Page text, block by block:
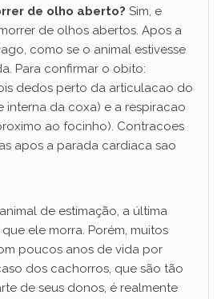
de olho aberto? Sim, e
de olhos abertos. Apos a
como se o animal estivesse
Para confirmar o obito:
dedos perto da articulacao do
da coxa) e a respiracao
ao focinho). Contracoes
apos a parada cardiaca sao
de estimação, a última
ele morra. Porém, muitos
poucos anos de vida por
dos cachorros, que são tão
de seus donos, é realmente